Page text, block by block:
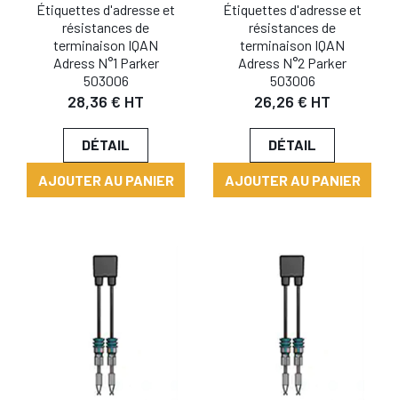
Étiquettes d'adresse et
résistances de
terminaison IQAN
Adress N°1 Parker
503006
28,36 € HT
DÉTAIL
AJOUTER AU PANIER
Étiquettes d'adresse et
résistances de
terminaison IQAN
Adress N°2 Parker
503006
26,26 € HT
DÉTAIL
AJOUTER AU PANIER